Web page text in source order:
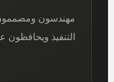
مهندسون
التنفيذ ويحافظون